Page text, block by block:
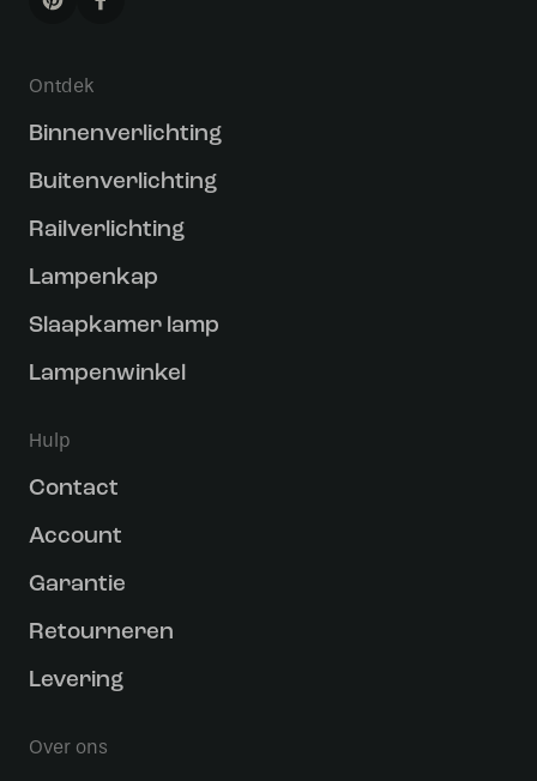
Ontdek
Binnenverlichting
Buitenverlichting
Railverlichting
Lampenkap
Slaapkamer lamp
Lampenwinkel
Hulp
Contact
Account
Garantie
Retourneren
Levering
Over ons